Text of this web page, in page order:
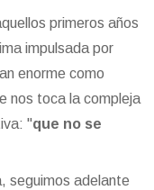
primeros años
impulsada por
enorme como
nos toca la compleja
"que no se
seguimos adelante